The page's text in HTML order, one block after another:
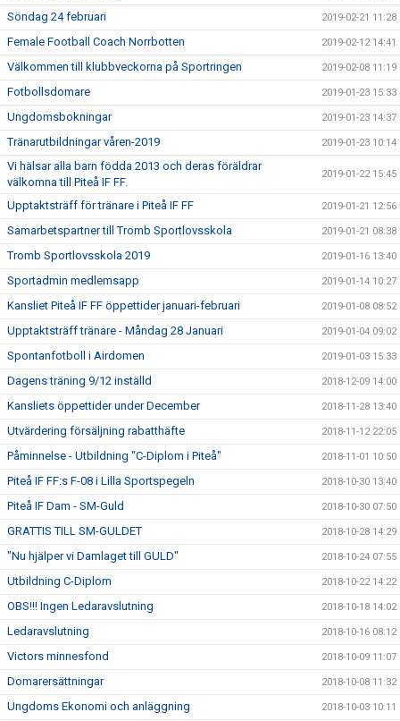
Söndag 24 februari 2019-02-21 11:28
Female Football Coach Norrbotten 2019-02-12 14:41
Välkommen till klubbveckorna på Sportringen 2019-02-08 11:19
Fotbollsdomare 2019-01-23 15:33
Ungdomsbokningar 2019-01-23 14:37
Tränarutbildningar våren-2019 2019-01-23 10:14
Vi hälsar alla barn födda 2013 och deras föräldrar
välkomna till Piteå IF FF.
2019-01-22 15:45
Upptaktsträff för tränare i Piteå IF FF 2019-01-21 12:56
Samarbetspartner till Tromb Sportlovsskola 2019-01-21 08:38
Tromb Sportlovsskola 2019 2019-01-16 13:40
Sportadmin medlemsapp 2019-01-14 10:27
Kansliet Piteå IF FF öppettider januari-februari 2019-01-08 08:52
Upptaktsträff tränare - Måndag 28 Januari 2019-01-04 09:02
Spontanfotboll i Airdomen 2019-01-03 15:33
Dagens träning 9/12 inställd 2018-12-09 14:00
Kansliets öppettider under December 2018-11-28 13:40
Utvärdering försäljning rabatthäfte 2018-11-12 22:05
Påminnelse - Utbildning "C-Diplom i Piteå" 2018-11-01 10:50
Piteå IF FF:s F-08 i Lilla Sportspegeln 2018-10-30 13:40
Piteå IF Dam - SM-Guld 2018-10-30 07:50
GRATTIS TILL SM-GULDET 2018-10-28 14:29
"Nu hjälper vi Damlaget till GULD" 2018-10-24 07:55
Utbildning C-Diplom 2018-10-22 14:22
OBS!!! Ingen Ledaravslutning 2018-10-18 14:02
Ledaravslutning 2018-10-16 08:12
Victors minnesfond 2018-10-09 11:07
Domarersättningar 2018-10-08 11:32
Ungdoms Ekonomi och anläggning 2018-10-03 10:11